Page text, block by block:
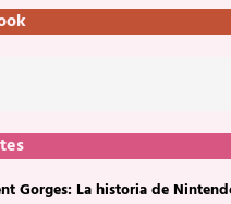
Gorges: La historia de